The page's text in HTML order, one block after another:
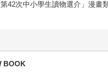
42次中小學生讀物選介」漫畫
BOOK